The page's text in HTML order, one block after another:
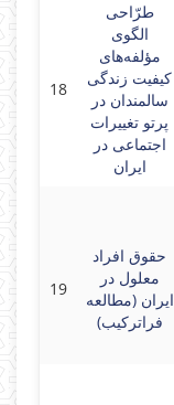
18
طرّاحی
الگوی
مؤلفه‌های
کیفیت زندگی
سالمندان در
پرتو تغییرات
اجتماعی در
ایران
19
حقوق افراد
معلول در
ایران (مطالعه
فراترکیب)